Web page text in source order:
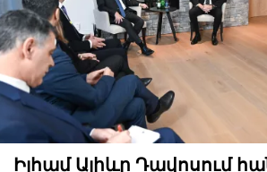
Իլհամ Ալիևը Դավոսում